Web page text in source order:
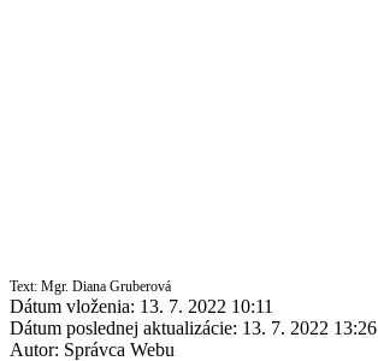
Text: Mgr. Diana Gruberová
Dátum vloženia: 13. 7. 2022 10:11
Dátum poslednej aktualizácie: 13. 7. 2022 13:26
Autor: Správca Webu